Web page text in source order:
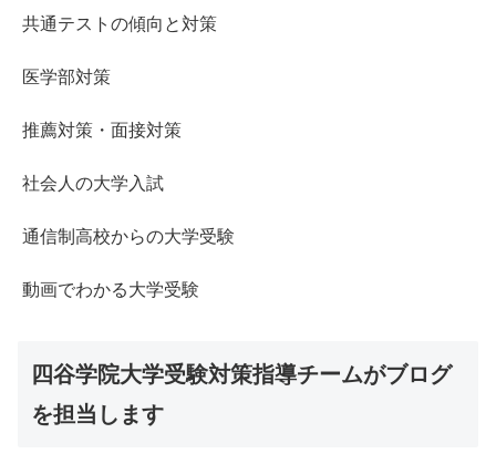
共通テストの傾向と対策
医学部対策
推薦対策・面接対策
社会人の大学入試
通信制高校からの大学受験
動画でわかる大学受験
四谷学院大学受験対策指導チームがブログ
を担当します